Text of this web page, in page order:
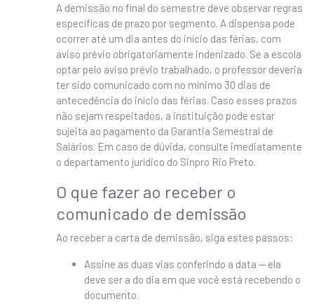
A demissão no final do semestre deve observar regras
específicas de prazo por segmento. A dispensa pode
ocorrer até um dia antes do início das férias, com
aviso prévio obrigatoriamente indenizado. Se a escola
optar pelo aviso prévio trabalhado, o professor deveria
ter sido comunicado com no mínimo 30 dias de
antecedência do início das férias. Caso esses prazos
não sejam respeitados, a instituição pode estar
sujeita ao pagamento da Garantia Semestral de
Salários. Em caso de dúvida, consulte imediatamente
o departamento jurídico do Sinpro Rio Preto.
O que fazer ao receber o
comunicado de demissão
Ao receber a carta de demissão, siga estes passos:
Assine as duas vias conferindo a data — ela
deve ser a do dia em que você está recebendo o
documento.